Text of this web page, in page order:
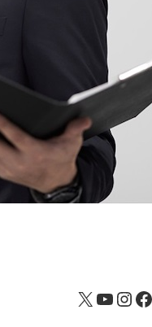
X YouTube InstagramFacebook